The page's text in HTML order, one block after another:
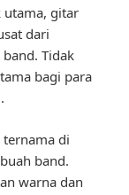
utama, gitar
dari
Tidak
bagi para
di
band.
warna dan